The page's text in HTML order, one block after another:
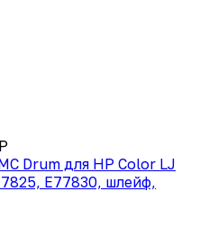
Drum для HP Color LJ
E77830, шлейф,